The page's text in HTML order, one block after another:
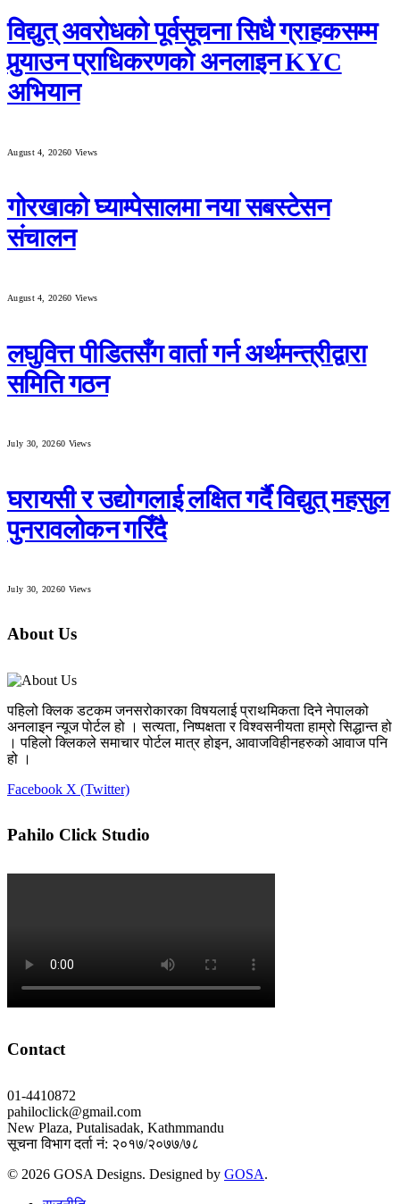
विद्युत् अवरोधको पूर्वसूचना सिधै ग्राहकसम्म
पुर्‍याउन प्राधिकरणको अनलाइन KYC
अभियान
August 4, 20260 Views
गोरखाको घ्याम्पेसालमा नया सबस्टेसन
संचालन
August 4, 20260 Views
लघुवित्त पीडितसँग वार्ता गर्न अर्थमन्त्रीद्वारा
समिति गठन
July 30, 20260 Views
घरायसी र उद्योगलाई लक्षित गर्दै विद्युत् महसुल
पुनरावलोकन गरिँदै
July 30, 20260 Views
About Us
पहिलो क्लिक डटकम जनसरोकारका विषयलाई प्राथमिकता दिने नेपालको
अनलाइन न्यूज पोर्टल हो । सत्यता, निष्पक्षता र विश्वसनीयता हाम्रो सिद्धान्त हो
। पहिलो क्लिकले समाचार पोर्टल मात्र होइन, आवाजविहीनहरुको आवाज पनि
हो ।
Facebook X (Twitter)
Pahilo Click Studio
Contact
01-4410872
pahiloclick@gmail.com
New Plaza, Putalisadak, Kathmmandu
सूचना विभाग दर्ता नं: २०१७/२०७७/७८
© 2026 GOSA Designs. Designed by GOSA.